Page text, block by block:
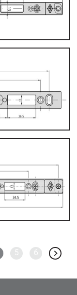
5 6